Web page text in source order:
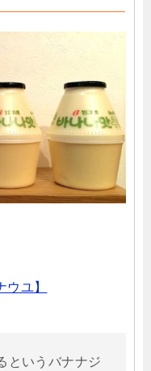
ユ】
というバナナジ